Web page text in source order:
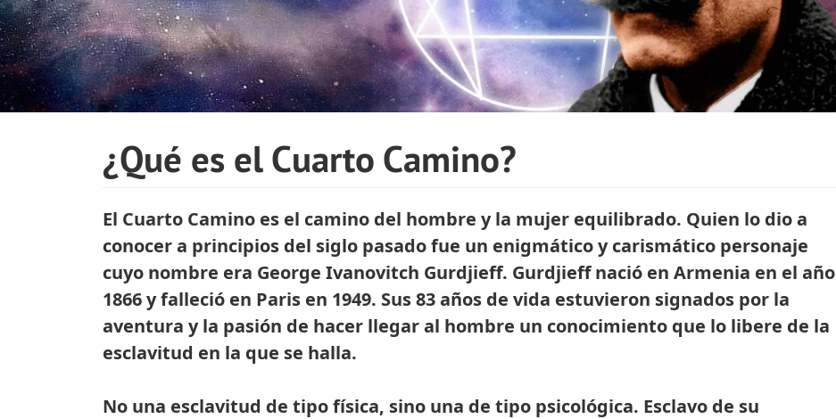
¿Qué es el Cuarto Camino?
El Cuarto Camino es el camino del hombre y la mujer equilibrado. Quien lo dio a
conocer a principios del siglo pasado fue un enigmático y carismático personaje
cuyo nombre era George Ivanovitch Gurdjieff. Gurdjieff nació en Armenia en el año
1866 y falleció en Paris en 1949. Sus 83 años de vida estuvieron signados por la
aventura y la pasión de hacer llegar al hombre un conocimiento que lo libere de la
esclavitud en la que se halla.
No una esclavitud de tipo física, sino una de tipo psicológica. Esclavo de su